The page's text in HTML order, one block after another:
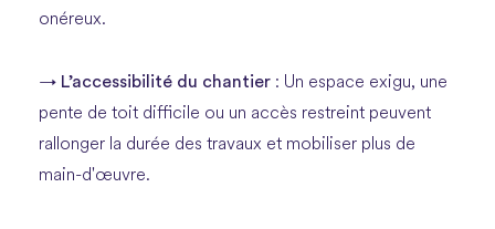
onéreux.
→ L’accessibilité du chantier : Un espace exigu, une
pente de toit difficile ou un accès restreint peuvent
rallonger la durée des travaux et mobiliser plus de
main-d'œuvre.